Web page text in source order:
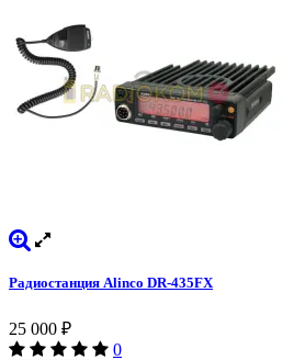
Радиостанция Alinco DR-435FX
25 000 ₽
0